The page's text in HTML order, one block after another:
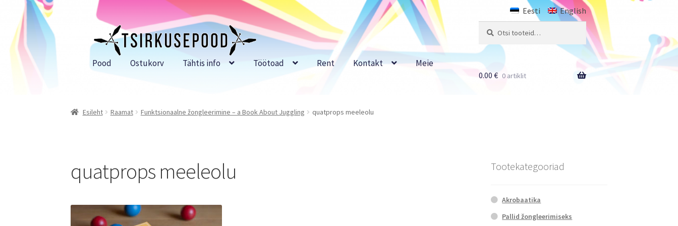
Liigu
navigeerimisele
Liigu
sisu
Eesti English
Pood Ostukorv Tähtis info Töötoad Rent Kontakt Meie
0.00€ 0 artiklit
Esileht Raamat Funktsionaalne žongleerimine – a Book About Juggling quatprops meeleolu
quatprops meeleolu Tootekategooriad
Akrobaatika
Pallid žongleerimiseks